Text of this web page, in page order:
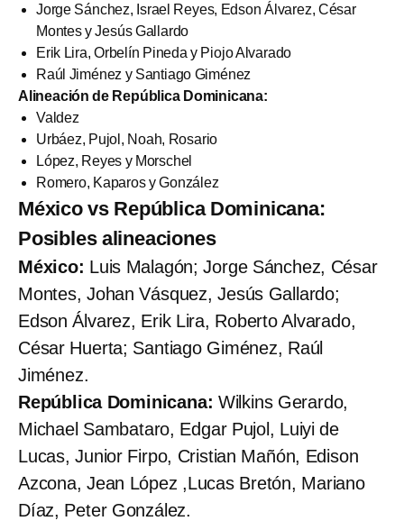
Jorge Sánchez, Israel Reyes, Edson Álvarez, César
Montes y Jesús Gallardo
Erik Lira, Orbelín Pineda y Piojo Alvarado
Raúl Jiménez y Santiago Giménez
Alineación de República Dominicana:
Valdez
Urbáez, Pujol, Noah, Rosario
López, Reyes y Morschel
Romero, Kaparos y González
México vs República Dominicana:
Posibles alineaciones
México: Luis Malagón; Jorge Sánchez, César
Montes, Johan Vásquez, Jesús Gallardo;
Edson Álvarez, Erik Lira, Roberto Alvarado,
César Huerta; Santiago Giménez, Raúl
Jiménez.
República Dominicana: Wilkins Gerardo,
Michael Sambataro, Edgar Pujol, Luiyi de
Lucas, Junior Firpo, Cristian Mañón, Edison
Azcona, Jean López ,Lucas Bretón, Mariano
Díaz, Peter González.